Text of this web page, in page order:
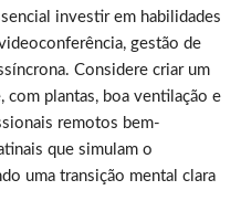
investir em habilidades
gestão de
Considere criar um
com plantas, boa ventilação e
remotos bem-
que simulam o
uma transição mental clara